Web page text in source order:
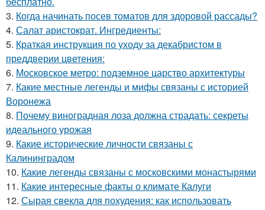
3. Когда начинать посев томатов для здоровой рассады?
4. Салат аристократ. Ингредиенты:
5. Краткая инструкция по уходу за декабристом в
преддверии цветения:
6. Московское метро: подземное царство архитектуры
7. Какие местные легенды и мифы связаны с историей
Воронежа
8. Почему виноградная лоза должна страдать: секреты
идеального урожая
9. Какие исторические личности связаны с
Калининградом
10. Какие легенды связаны с московскими монастырями
11. Какие интересные факты о климате Калуги
12. Сырая свекла для похудения: как использовать